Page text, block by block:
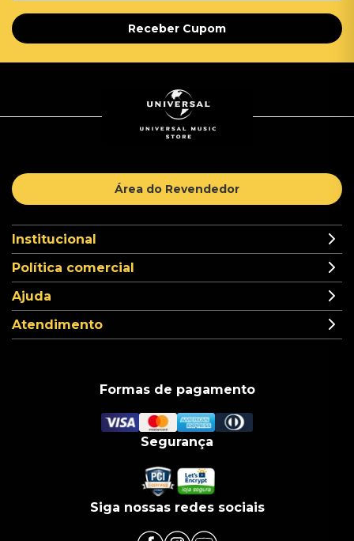
Receber Cupom
Área do Revendedor
Institucional
Política comercial
Ajuda
Atendimento
Formas de pagamento
Segurança
Siga nossas redes sociais